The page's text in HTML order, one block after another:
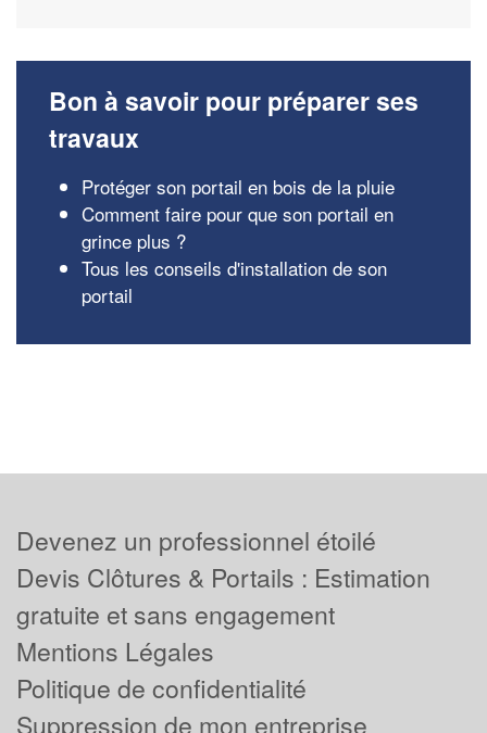
Bon à savoir pour préparer ses
travaux
Protéger son portail en bois de la pluie
Comment faire pour que son portail en
grince plus ?
Tous les conseils d'installation de son
portail
Devenez un professionnel étoilé
Devis Clôtures & Portails : Estimation
gratuite et sans engagement
Mentions Légales
Politique de confidentialité
Suppression de mon entreprise